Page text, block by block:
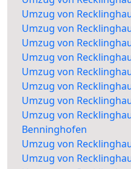
Umzug von
Umzug von
Umzug von
Umzug von
Umzug von
Umzug von
Umzug von
Umzug von
Benninghofen
Umzug von
Umzug von